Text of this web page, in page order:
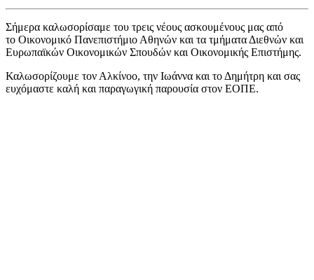
Σήμερα καλωσορίσαμε του τρεις νέους ασκουμένους μας από
το Οικονομικό Πανεπιστήμιο Αθηνών και τα τμήματα Διεθνών και
Ευρωπαϊκών Οικονομικών Σπουδών και Οικονομικής Επιστήμης.
Καλωσορίζουμε τον Αλκίνοο, την Ιωάννα και το Δημήτρη και σας
ευχόμαστε καλή και παραγωγική παρουσία στον ΕΟΠΕ.